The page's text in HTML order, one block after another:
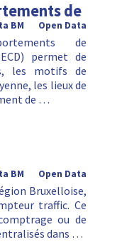
de
Open Data
BM
de
permet de
les motifs de
les lieux de
de …
Open Data
BM
Bruxelloise,
traffic. Ce
ou de
dans …